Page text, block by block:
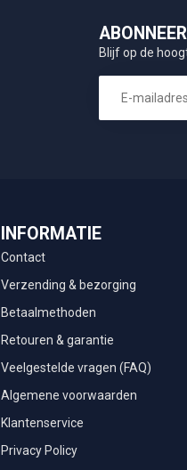
Blijf op de
INFORMATIE
Contact
Verzending & bezorging
Betaalmethoden
Retouren & garantie
Veelgestelde vragen (FAQ)
Algemene voorwaarden
Klantenservice
Privacy Policy